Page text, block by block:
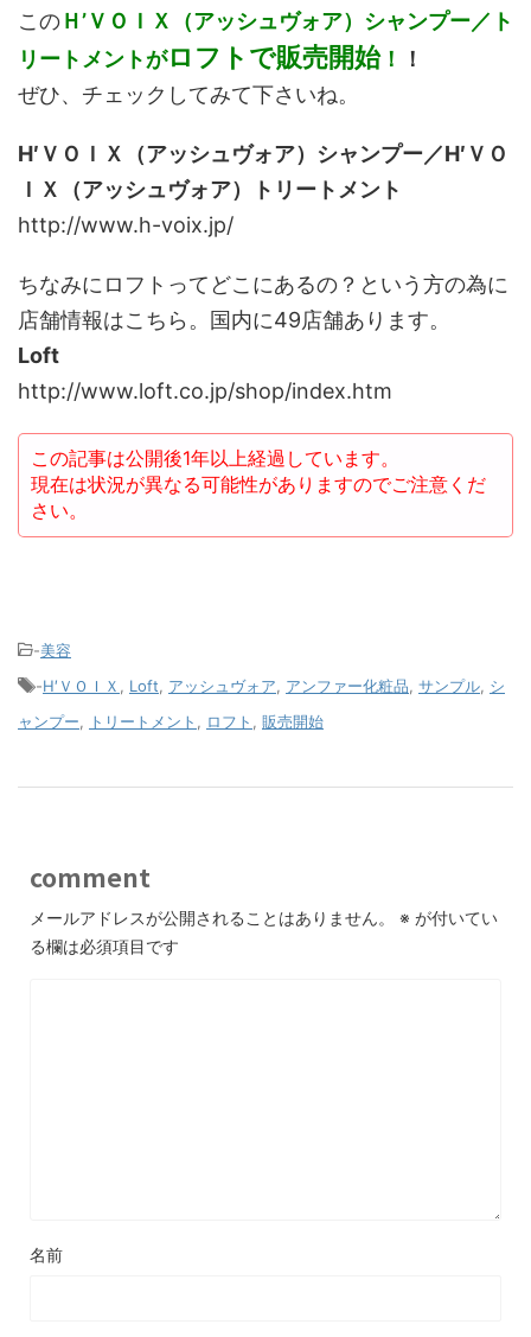
このＨ’ＶＯＩＸ（アッシュヴォア）シャンプー／ト
リートメントがロフトで販売開始！
！
ぜひ、チェックしてみて下さいね。
H′ＶＯＩＸ（アッシュヴォア）シャンプー／H′ＶＯ
ＩＸ（アッシュヴォア）トリートメント
http://www.h-voix.jp/
ちなみにロフトってどこにあるの？という方の為に
店舗情報はこちら。国内に49店舗あります。
Loft
http://www.loft.co.jp/shop/index.htm
この記事は公開後1年以上経過しています。
現在は状況が異なる可能性がありますのでご注意くだ
さい。
-美容
-H′ＶＯＩＸ Loft アッシュヴォア アンファー化粧品 サンプル シ
ャンプー
トリートメント ロフト 販売開始
comment
メールアドレスが公開されることはありません。 ※ が付いてい
る欄は必須項目です
名前